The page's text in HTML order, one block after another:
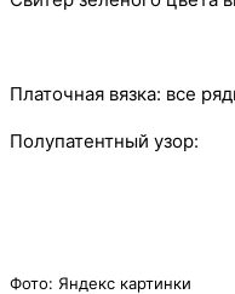
Платочная вязка: все
Полупатентный узор:
Фото: Яндекс картинки